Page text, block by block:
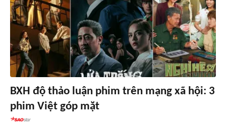
BXH độ thảo luận phim trên mạng xã hội: 3
phim Việt góp mặt